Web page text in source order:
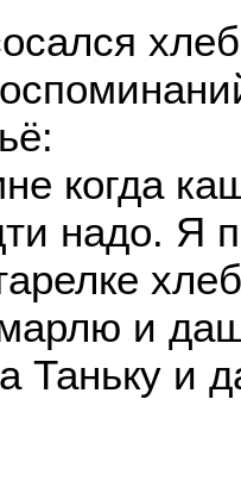
когда
надо. Я
и
Таньку и